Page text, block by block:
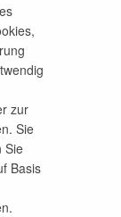
zur
Sie
Sie
Basis